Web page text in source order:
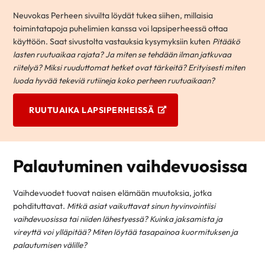
Neuvokas Perheen sivuilta löydät tukea siihen, millaisia
toimintatapoja puhelimien kanssa voi lapsiperheessä ottaa
käyttöön. Saat sivustolta vastauksia kysymyksiin kuten Pitääkö
lasten ruutuaikaa rajata? Ja miten se tehdään ilman jatkuvaa
riitelyä? Miksi ruuduttomat hetket ovat tärkeitä? Erityisesti miten
luoda hyvää tekeviä rutiineja koko perheen ruutuaikaan?
RUUTUAIKA LAPSIPERHEISSÄ
Palautuminen vaihdevuosissa
Vaihdevuodet tuovat naisen elämään muutoksia, jotka
pohdituttavat. Mitkä asiat vaikuttavat sinun hyvinvointiisi
vaihdevuosissa tai niiden lähestyessä? Kuinka jaksamista ja
vireyttä voi ylläpitää? Miten löytää tasapainoa kuormituksen ja
palautumisen välille?